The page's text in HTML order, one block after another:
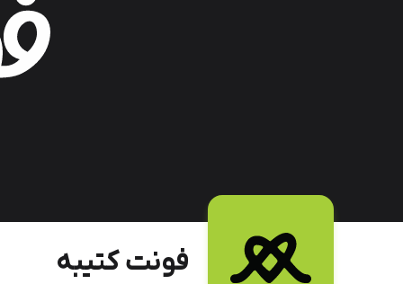
آهنگ
تحریر
ایران
فونت کتیبه